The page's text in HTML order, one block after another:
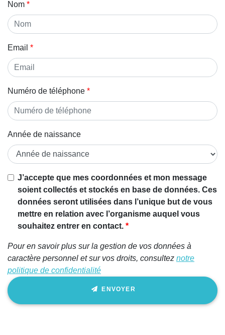
Nom
Email
Numéro de téléphone
Année de naissance
J’accepte que mes coordonnées et mon message
soient collectés et stockés en base de données. Ces
données seront utilisées dans l’unique but de vous
mettre en relation avec l’organisme auquel vous
souhaitez entrer en contact.
Pour en savoir plus sur la gestion de vos données à
caractère personnel et sur vos droits, consultez notre
politique de confidentialité
ENVOYER